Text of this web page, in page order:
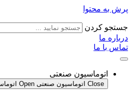
پرش به محتوا
جستجو کردن
درباره ما
تماس با ما
اتوماسیون صنعتی
Close اتوماسیون صنعتی Open اتوماسیون صنعتی